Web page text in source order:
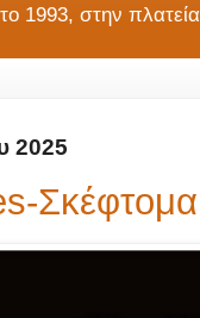
1993, στην
2025